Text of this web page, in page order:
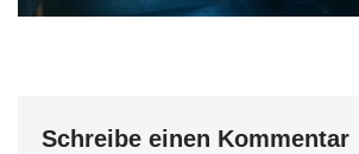
Schreibe einen Kommentar